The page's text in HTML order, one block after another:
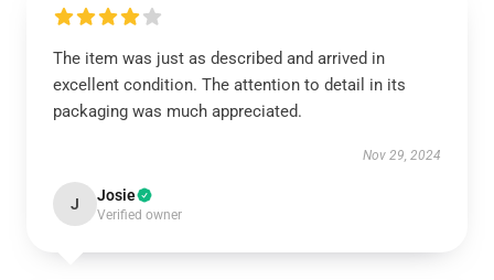
The item was just as described and arrived in
excellent condition. The attention to detail in its
packaging was much appreciated.
Nov 29, 2024
J Josie
Verified owner